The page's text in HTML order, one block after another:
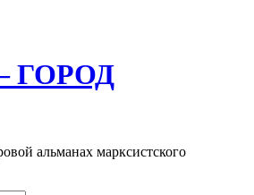
ГОРОД
альманах марксистского